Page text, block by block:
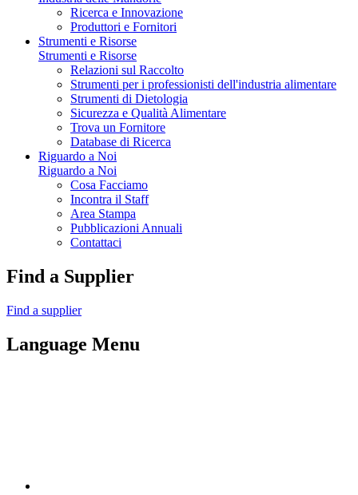
Ricerca e Innovazione
Produttori e Fornitori
Strumenti e Risorse
Strumenti e Risorse
Relazioni sul Raccolto
Strumenti per i professionisti dell'industria alimentare
Strumenti di Dietologia
Sicurezza e Qualità Alimentare
Trova un Fornitore
Database di Ricerca
Riguardo a Noi
Riguardo a Noi
Cosa Facciamo
Incontra il Staff
Area Stampa
Pubblicazioni Annuali
Contattaci
Find a Supplier
Find a supplier
Language Menu